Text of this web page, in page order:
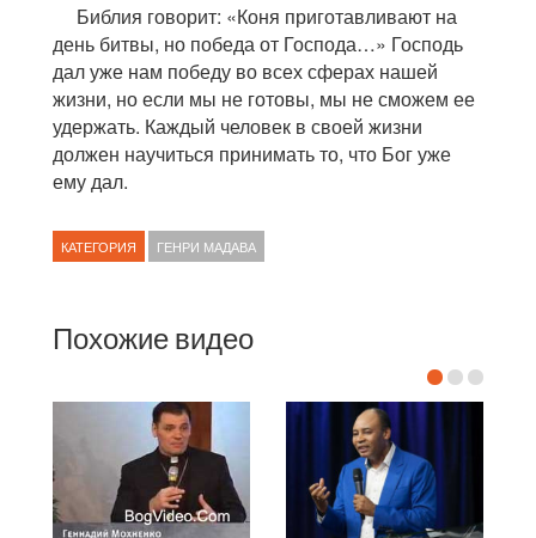
Библия говорит: «Коня приготавливают на
день битвы, но победа от Господа…» Господь
дал уже нам победу во всех сферах нашей
жизни, но если мы не готовы, мы не сможем ее
удержать. Каждый человек в своей жизни
должен научиться принимать то, что Бог уже
ему дал.
КАТЕГОРИЯ ГЕНРИ МАДАВА
Похожие видео